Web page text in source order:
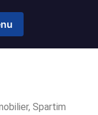
Spartim